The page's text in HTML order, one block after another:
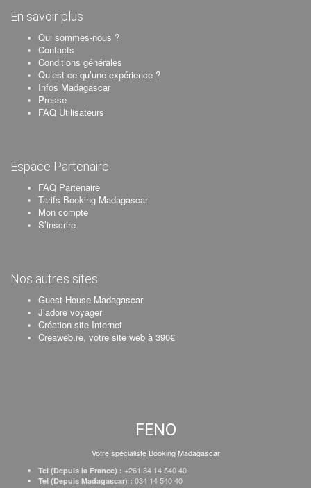
En savoir plus
Qui sommes-nous ?
Contacts
Conditions générales
Qu’est-ce qu’une expérience ?
Infos Madagascar
Presse
FAQ Utilisateurs
Espace Partenaire
FAQ Partenaire
Tarifs Booking Madagascar
Mon compte
S’inscrire
Nos autres sites
Guest House Madagascar
J’adore voyager
Création site Internet
Creaweb.re, votre site web à 390€
FENO
Votre spécialiste Booking Madagascar
Tel (Depuis la France) : +261 34 14 540 40
Tel (Depuis Madagascar) : 034 14 540 40